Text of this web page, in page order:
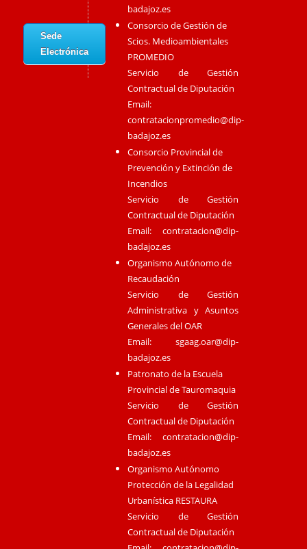
Sede
Electrónica
badajoz.es
Consorcio de Gestión de
Scios. Medioambientales
PROMEDIO
Servicio de Gestión
Contractual de Diputación
Email:
contratacionpromedio@dip-
badajoz.es
Consorcio Provincial de
Prevención y Extinción de
Incendios
Servicio de Gestión
Contractual de Diputación
Email:contratacion@dip-
badajoz.es
Organismo Autónomo de
Recaudación
Servicio de Gestión
Administrativa y Asuntos
Generales del OAR
Email:sgaag.oar@dip-
badajoz.es
Patronato de la Escuela
Provincial de Tauromaquia
Servicio de Gestión
Contractual de Diputación
Email:contratacion@dip-
badajoz.es
Organismo Autónomo
Protección de la Legalidad
Urbanística RESTAURA
Servicio de Gestión
Contractual de Diputación